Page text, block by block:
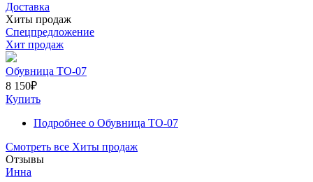
Доставка
Хиты продаж
Спецпредложение
Хит продаж
Обувница ТО-07
8 150₽
Купить
Подробнее о Обувница ТО-07
Смотреть все Хиты продаж
Отзывы
Инна